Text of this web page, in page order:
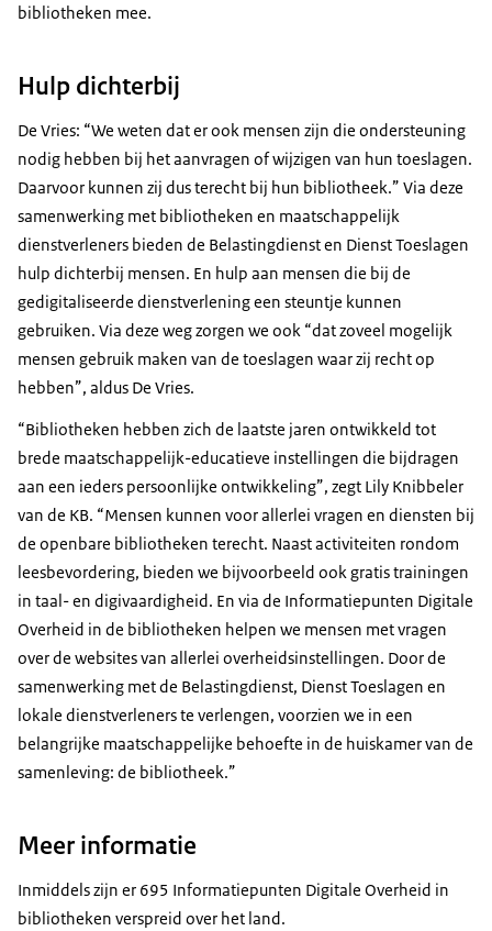
bibliotheken mee.
Hulp dichterbij
De Vries: “We weten dat er ook mensen zijn die ondersteuning
nodig hebben bij het aanvragen of wijzigen van hun toeslagen.
Daarvoor kunnen zij dus terecht bij hun bibliotheek.” Via deze
samenwerking met bibliotheken en maatschappelijk
dienstverleners bieden de Belastingdienst en Dienst Toeslagen
hulp dichterbij mensen. En hulp aan mensen die bij de
gedigitaliseerde dienstverlening een steuntje kunnen
gebruiken. Via deze weg zorgen we ook “dat zoveel mogelijk
mensen gebruik maken van de toeslagen waar zij recht op
hebben”, aldus De Vries.
“Bibliotheken hebben zich de laatste jaren ontwikkeld tot
brede maatschappelijk-educatieve instellingen die bijdragen
aan een ieders persoonlijke ontwikkeling”, zegt Lily Knibbeler
van de KB. “Mensen kunnen voor allerlei vragen en diensten bij
de openbare bibliotheken terecht. Naast activiteiten rondom
leesbevordering, bieden we bijvoorbeeld ook gratis trainingen
in taal- en digivaardigheid. En via de Informatiepunten Digitale
Overheid in de bibliotheken helpen we mensen met vragen
over de websites van allerlei overheidsinstellingen. Door de
samenwerking met de Belastingdienst, Dienst Toeslagen en
lokale dienstverleners te verlengen, voorzien we in een
belangrijke maatschappelijke behoefte in de huiskamer van de
samenleving: de bibliotheek.”
Meer informatie
Inmiddels zijn er 695 Informatiepunten Digitale Overheid in
bibliotheken verspreid over het land.